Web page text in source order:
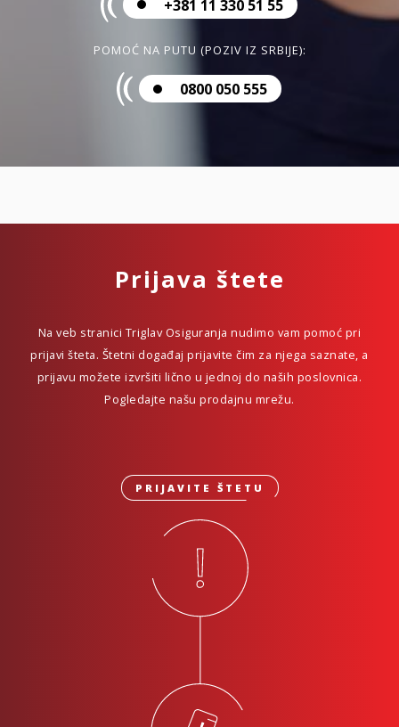
+381 11 330 51 55
POMOĆ NA PUTU (POZIV IZ SRBIJE):
0800 050 555
Prijava štete
Na veb stranici Triglav Osiguranja nudimo vam pomoć pri
prijavi šteta. Štetni događaj prijavite čim za njega saznate, a
prijavu možete izvršiti lično u jednoj do naših poslovnica.
Pogledajte našu prodajnu mrežu.
PRIJAVITE ŠTETU